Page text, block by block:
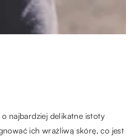
najbardziej delikatne istoty
ich wrażliwą skórę, co jest